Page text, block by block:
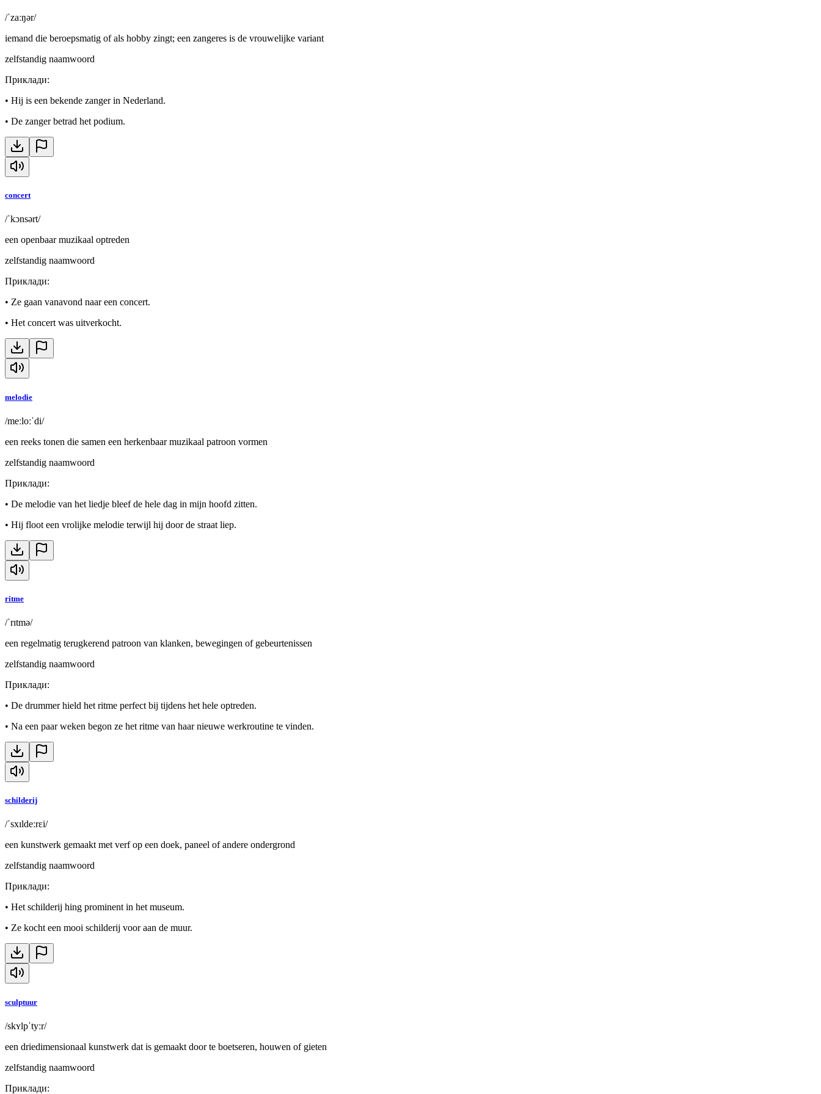
/ˈzaːŋər/
iemand die beroepsmatig of als hobby zingt; een zangeres is de vrouwelijke variant
zelfstandig naamwoord
Приклади:
• Hij is een bekende zanger in Nederland.
• De zanger betrad het podium.
concert
/ˈkɔnsərt/
een openbaar muzikaal optreden
zelfstandig naamwoord
Приклади:
• Ze gaan vanavond naar een concert.
• Het concert was uitverkocht.
melodie
/meːloːˈdi/
een reeks tonen die samen een herkenbaar muzikaal patroon vormen
zelfstandig naamwoord
Приклади:
• De melodie van het liedje bleef de hele dag in mijn hoofd zitten.
• Hij floot een vrolijke melodie terwijl hij door de straat liep.
ritme
/ˈrɪtmə/
een regelmatig terugkerend patroon van klanken, bewegingen of gebeurtenissen
zelfstandig naamwoord
Приклади:
• De drummer hield het ritme perfect bij tijdens het hele optreden.
• Na een paar weken begon ze het ritme van haar nieuwe werkroutine te vinden.
schilderij
/ˈsxɪldeːrɛi/
een kunstwerk gemaakt met verf op een doek, paneel of andere ondergrond
zelfstandig naamwoord
Приклади:
• Het schilderij hing prominent in het museum.
• Ze kocht een mooi schilderij voor aan de muur.
sculptuur
/skʏlpˈtyːr/
een driedimensionaal kunstwerk dat is gemaakt door te boetseren, houwen of gieten
zelfstandig naamwoord
Приклади: